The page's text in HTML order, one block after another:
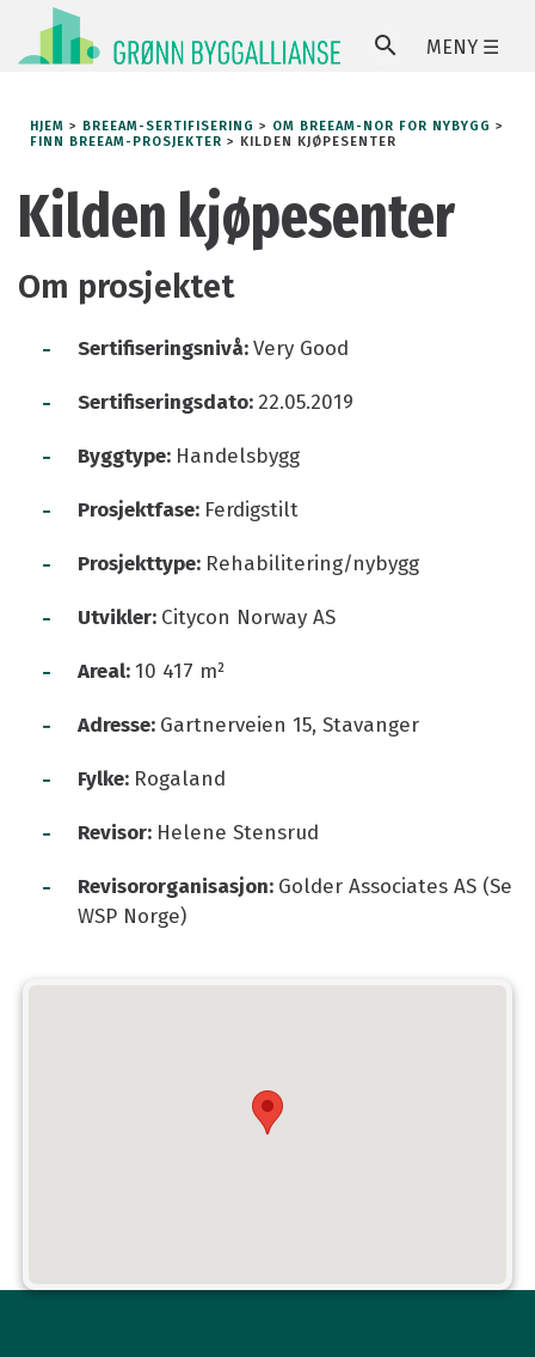
MENY ☰
HJEM > BREEAM-SERTIFISERING > OM BREEAM-NOR FOR NYBYGG >
FINN BREEAM-PROSJEKTER > KILDEN KJØPESENTER
Kilden kjøpesenter
Om prosjektet
- Sertifiseringsnivå:Very Good
- Sertifiseringsdato: 22.05.2019
- Byggtype: Handelsbygg
- Prosjektfase: Ferdigstilt
- Prosjekttype: Rehabilitering/nybygg
- Utvikler: Citycon Norway AS
- Areal:10 417 m²
- Adresse: Gartnerveien 15, Stavanger
- Fylke: Rogaland
- Revisor: Helene Stensrud
- Revisororganisasjon: Golder Associates AS (Se
WSP Norge)